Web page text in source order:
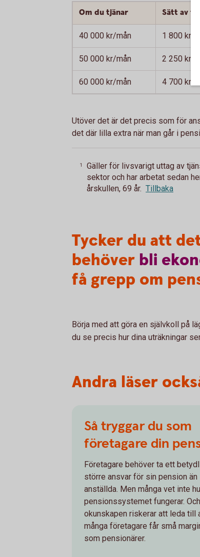
Om du tjänar Sätt av
40 000 kr/mån 1 800 kr/
50 000 kr/mån 2 250 kr/
60 000 kr/mån 4 700 kr/
Utöver det är det precis som för
det där lilla extra när man går i
1
Gäller för livsvarigt uttag av
sektor och har arbetat sedan
årskullen, 69 år. Tillbaka
Tycker du att
behöver bli
få grepp om
Börja med att göra en självkoll på
du se precis hur dina uträkningar
Andra läser
Så tryggar du som
företagare din
Företagare behöver ta ett
större ansvar för sin pension än
anställda. Men många vet inte
pensionssystemet fungerar.
okunskapen riskerar att leda till
många företagare får små
som pensionärer.